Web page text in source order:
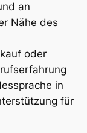
an
Nähe des
oder
in
für